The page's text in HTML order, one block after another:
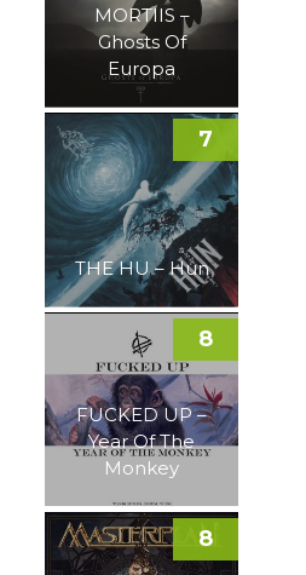
MORTIIS –
Ghosts Of
Europa
THE HU – Hun
7
FUCKED UP –
Year Of The
Monkey
8
8